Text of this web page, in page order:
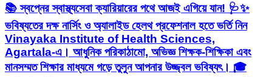
📚 স্বপ্নের স্বাস্থ্যসেবা ক্যারিয়ারের পথে আজই এগিয়ে যান! 🩺✨
ভবিষ্যতের দক্ষ নার্সিং ও অ্যালাইড হেলথ প্রফেশনাল হতে ভর্তি নিন
Vinayaka Institute of Health Sciences,
Agartala-এ। আধুনিক পরিকাঠামো, অভিজ্ঞ শিক্ষক-শিক্ষিকা এবং
মানসম্মত শিক্ষার মাধ্যমে গড়ে তুলুন আপনার উজ্জ্বল ভবিষ্যৎ। 🎓